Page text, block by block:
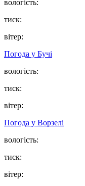
вологість:
тиск:
вітер:
Погода у Бучі
вологість:
тиск:
вітер:
Погода у Ворзелі
вологість:
тиск:
вітер: